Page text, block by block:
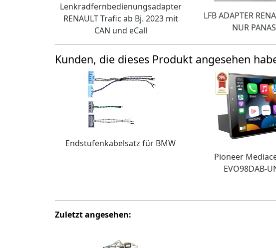
Lenkradfernbedienungsadapter
RENAULT Trafic ab Bj. 2023 mit
CAN und eCall
LFB ADAPTER
NUR
Kunden, die dieses Produkt angesehen
Endstufenkabelsatz für BMW
Pioneer
EVO98DAB-
Zuletzt angesehen: